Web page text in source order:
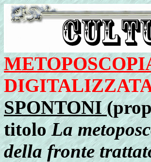
SPONTONI
titoloLa
della fronte